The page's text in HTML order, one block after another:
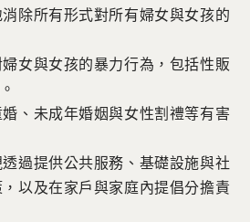
除所有形式對所有婦女與女孩的
女與女孩的暴力行為，包括性販
、未成年婚姻與女性割禮等有害
過提供公共服務、基礎設施與社
以及在家戶與家庭內提倡分擔責